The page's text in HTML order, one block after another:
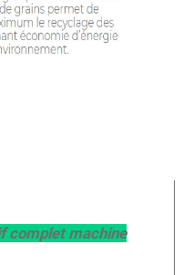
complet machine